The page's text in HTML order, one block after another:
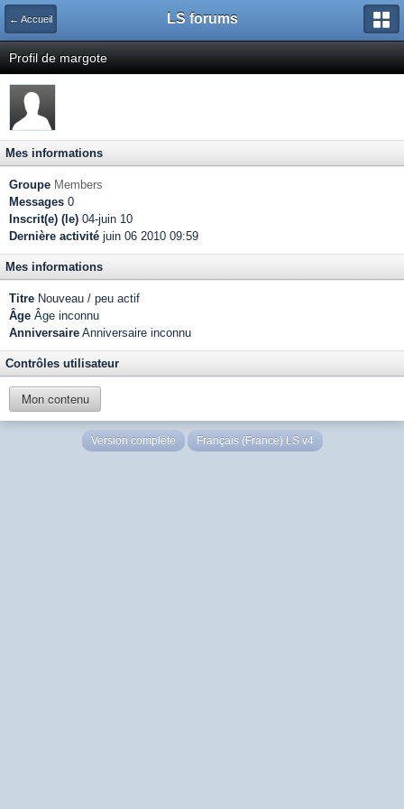
← Accueil LS forums
Profil de margote
Mes informations
Groupe Members
Messages 0
Inscrit(e) (le) 04-juin 10
Dernière activité juin 06 2010 09:59
Mes informations
Titre Nouveau / peu actif
Âge Âge inconnu
Anniversaire Anniversaire inconnu
Contrôles utilisateur
Mon contenu
Version complète Français (France) LS v4